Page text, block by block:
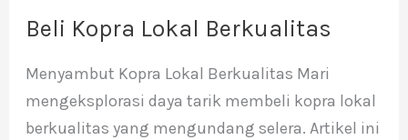
Beli Kopra Lokal Berkualitas
Menyambut Kopra Lokal Berkualitas Mari
mengeksplorasi daya tarik membeli kopra lokal
berkualitas yang mengundang selera. Artikel ini
Beli
Lokal
Berkualitas